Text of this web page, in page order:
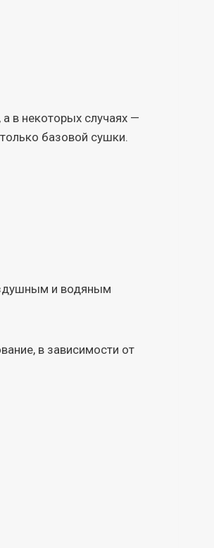
в некоторых случаях —
базовой сушки.
и водяным
в зависимости от